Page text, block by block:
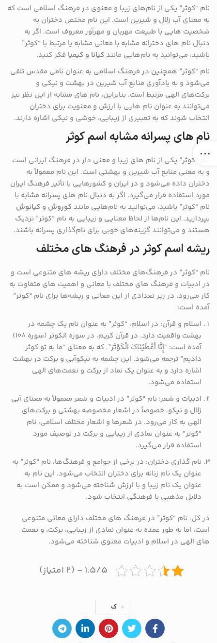
نام “کوثر” یکی از نام‌های زیبا و معنوی در فرهنگ اسلامی است که
به معنای آب زلال و شیرین است. این نام مختص دختران به
شخصیت ‌هایی با طبیعت مهربان و مهرآور معروف است. اگر به
دنبال نام‌ های دخترانه مشابه با معانی مشابه یا مرتبط با “کوثر”
باشید، می‌توانید به نام‌هایی مانند کیانا و کیمیا فکر کنید.
نام “کوثر” همچنین در فرهنگ اسلامی به عنوان نامی مقدس تلقی
می‌شود و به یادآوری منابع آب شیرین در بهشت و نیکی و
برکت‌های الهی مرتبط است. بنابراین، نام‌ های مشابه از این نظر نیز
می‌توانند به عنوان نام‌ هایی با ارزش و معنویت برای دختران
انتخاب شوند که به تعبیری از زیبایی، خوشی و نیکی اشاره دارند.
نام های پسرانه مشابه اسم کوثر
نام “کوثر” یکی از نام‌ های زیبا و معنی ‌دار در فرهنگ ایرانی است
و به معنی منابع آب شیرین و بهشتی است. این نام معمولاً به
دختران داده می‌شود و در ایران و کشورهایی با تأثیر فرهنگ ایران
مورد استفاده قرار می‌گیرد. اگر به دنبال نام‌ های پسرانه مشابه با
نام “کوثر” باشید، می‌توانید به نام‌هایی مانند کوروش و کیانوش
بپردازید. این نام‌ها از لحاظ معنایی و زیبایی به نام “کوثر” نزدیک
هستند و می‌توانند گزینه‌های خوبی برای نام‌گذاری پسرانه باشند.
ریشه اسم کوثر در فرهنگ های مختلف
نام “کوثر” در فرهنگ‌های مختلف دارای ریشه ‌های متنوعی است و
در ادبیات و فرهنگ ‌های مختلف با معانی و اهمیت‌ های متفاوت به
کار می‌رود. در زیر تعدادی از این معانی و ریشه‌ها برای نام “کوثر”
آمده است:
اسلام و قرآن: در اسلام، “کوثر” به عنوان نام یک چشمه در
بهشت واقعیت دارد. در قرآن کریم، در سوره الکوثر (سوره ۱۰۸)
آمده است: “إِنَّا أَعْطَیْنَاکَ الْکَوْثَرَ”، که به معنای “ما به تو کوثر
دادیم” ترجمه می‌شود. این چشمه به نیکوآبی و برکت در بهشت
اشاره دارد و به عنوان یک نماد از برکت و نعمت‌های الهی
استفاده می‌شود.
ادبیات و شعر: نام “کوثر” در ادبیات و شعر معمولاً به معنای آبی
زلال و نیکو، خصوصاً در اشعار مخصوصه بهشتی و برکت‌های
الهی به کار می‌رود. در شعرها و اشعار مختلف اسلامی، نام
“کوثر” به عنوان نمادی از زیبایی و برکت در توصیف مورد
استفاده قرار می‌گیرد.
نام‌ گذاری دختران: در برخی از جوامع و فرهنگ‌ها، نام “کوثر” به
عنوان یک نام زنانه برای دختران انتخاب می‌شود. این نام به
عنوان یک نام زیبا و با ارزش شناخته می‌شود و ممکن است به
دلایل مذهبی یا فرهنگی انتخاب شود.
در کل، نام “کوثر” در فرهنگ‌ های مختلف دارای معانی متنوعی
است، اما به طور عمده به عنوان نمادی از زیبایی، برکت، و نعمت
‌های الهی در اسلام و ادبیات معنوی شناخته می‌شود.
۱.۵/۵ - (۲ امتیاز)
ک